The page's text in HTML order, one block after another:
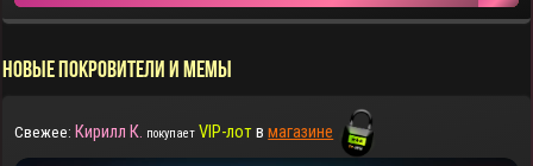
НОВЫЕ ПОКРОВИТЕЛИ И МЕМЫ
Свежее: Кирилл К. покупает VIP-лотвмагазине